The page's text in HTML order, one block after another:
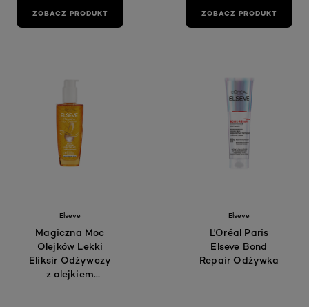
ZOBACZ PRODUKT ZOBACZ PRODUKT
Elseve
Magiczna Moc
Olejków Lekki
Eliksir Odżywczy
z olejkiem
Elseve
L'Oréal Paris
Elseve Bond
Repair Odżywka